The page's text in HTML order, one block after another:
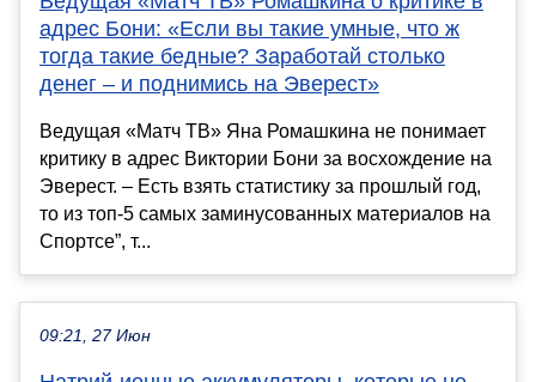
адрес Бони: «Если вы такие умные, что ж
тогда такие бедные? Заработай столько
денег – и поднимись на Эверест»
Ведущая «Матч ТВ» Яна Ромашкина не понимает
критику в адрес Виктории Бони за восхождение на
Эверест. – Есть взять статистику за прошлый год,
то из топ-5 самых заминусованных материалов на
Спортсе”, т...
09:21, 27 Июн